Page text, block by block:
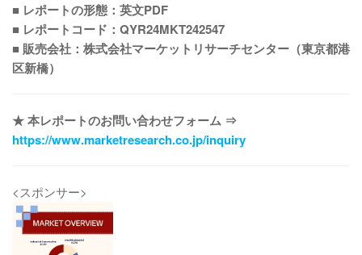
■ レポートの形態：英文PDF
■ レポートコード：QYR24MKT242547
■ 販売会社：株式会社マーケットリサーチセンター（東京都港
区新橋）
★ 本レポートのお問い合わせフォーム ⇒
https://www.marketresearch.co.jp/inquiry
<スポンサー>